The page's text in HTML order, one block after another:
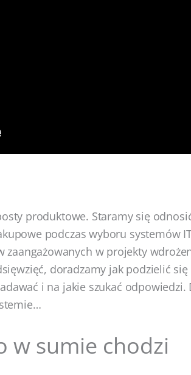
produktowe. Staramy się
podczas wyboru systemów
zaangażowanych w projekty
doradzamy jak podzielić
i na jakie szukać odpowiedzi.
w sumie chodzi